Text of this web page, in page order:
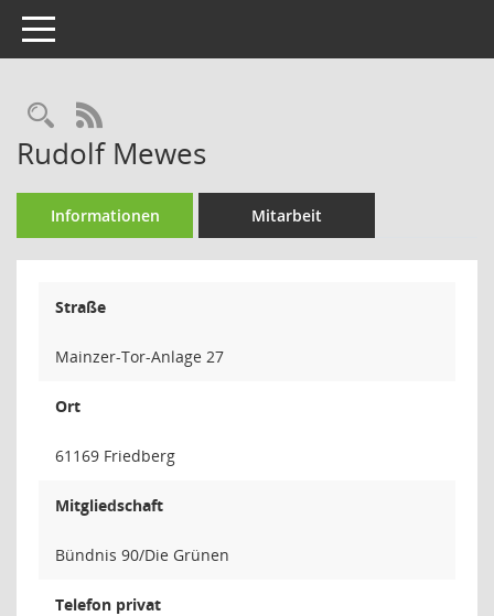
Toggle navigation
Rechercheauswahl
RSS-Feed
Rudolf Mewes
Informationen Mitarbeit
Straße
Mainzer-Tor-Anlage 27
Ort
61169 Friedberg
Mitgliedschaft
Bündnis 90/Die Grünen
Telefon privat